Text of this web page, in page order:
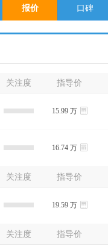
报价 口碑
关注度 指导价
15.99 万
16.74 万
关注度 指导价
19.59 万
关注度 指导价